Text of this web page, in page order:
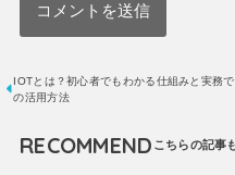
IOTとは？初心者でもわかる仕組みと実務で
の活用方法
RECOMMEND